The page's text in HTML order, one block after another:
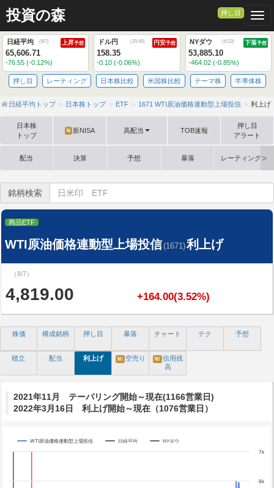
投資の森 押し目
日経平均 (8/7) 上昇予想
65,606.71
-76.55 (-0.12%)
ドル円 (20:40) 円安予想
158.35
-0.10 (-0.06%)
NYダウ (6:23) 下落予想
53,885.10
-464.02 (-0.85%)
押し目 レーティング 日本株比較 米国株比較 テーマ株 半導体株
日経平均トップ 日本株トップ ETF 1671 WTI原油価格連動型上場投信 利上げ
日本株
トップ
N 新NISA 高配当 TOB速報
押し目
アラート
配当 決算 予想 暴落 レーティング格
銘柄検索
商品ETF
WTI原油価格連動型上場投信(1671)利上げ
（8/7）
4,819.00 +164.00(3.52%)
株価 構成銘柄 押し目 暴落 チャート テク 予想
積立 配当 利上げ N! 空売り N! 信用残
高
2021年11月 テーパリング開始～現在(1166営業日)
2022年3月16日 利上げ開始～現在（1076営業日）
Chart
The chart has 1 X axis displaying categories.
WTI原油価格連動型上場投信 日経平均 NYダウ
6k
7k